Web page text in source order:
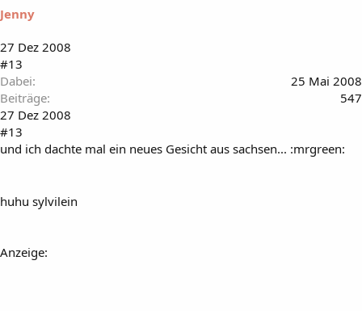
Jenny
27 Dez 2008
#13
Dabei
25 Mai 2008
Beiträge
547
27 Dez 2008
#13
und ich dachte mal ein neues Gesicht aus sachsen... :mrgreen:
huhu sylvilein
Anzeige: